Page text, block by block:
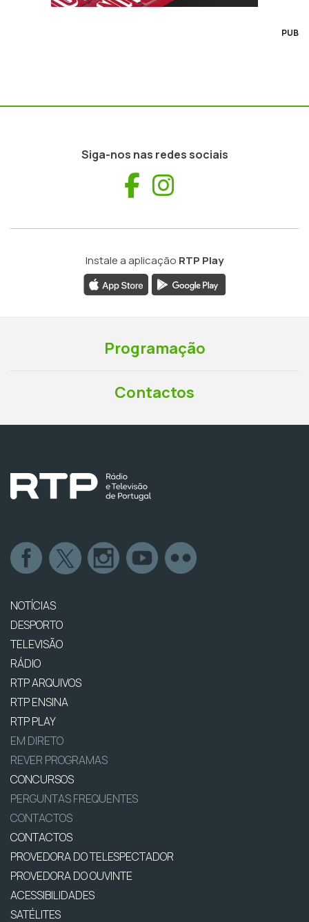
PUB
Siga-nos nas redes sociais
Facebook
Instale a aplicação RTP Play
Programação
Contactos
NOTÍCIAS
DESPORTO
TELEVISÃO
RÁDIO
RTP ARQUIVOS
RTP ENSINA
RTP PLAY
EM DIRETO
REVER PROGRAMAS
CONCURSOS
PERGUNTAS FREQUENTES
CONTACTOS
CONTACTOS
PROVEDORA DO TELESPECTADOR
PROVEDORA DO OUVINTE
ACESSIBILIDADES
SATÉLITES